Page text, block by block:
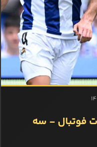
فوتبال - سه